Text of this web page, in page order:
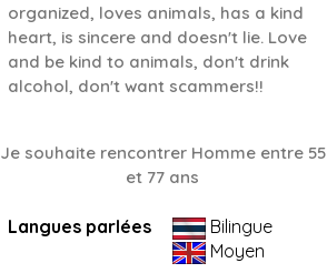
organized, loves animals, has a kind
heart, is sincere and doesn't lie. Love
and be kind to animals, don't drink
alcohol, don't want scammers!!
Je souhaite rencontrer Homme entre 55
et 77 ans
Langues parlées
Bilingue
Moyen